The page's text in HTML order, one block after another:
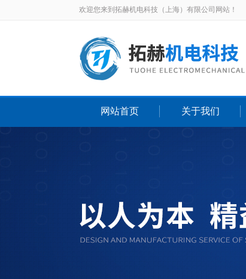
欢迎您来到拓赫机电科技（上海）有限公司网站！
网站首页 关于我们